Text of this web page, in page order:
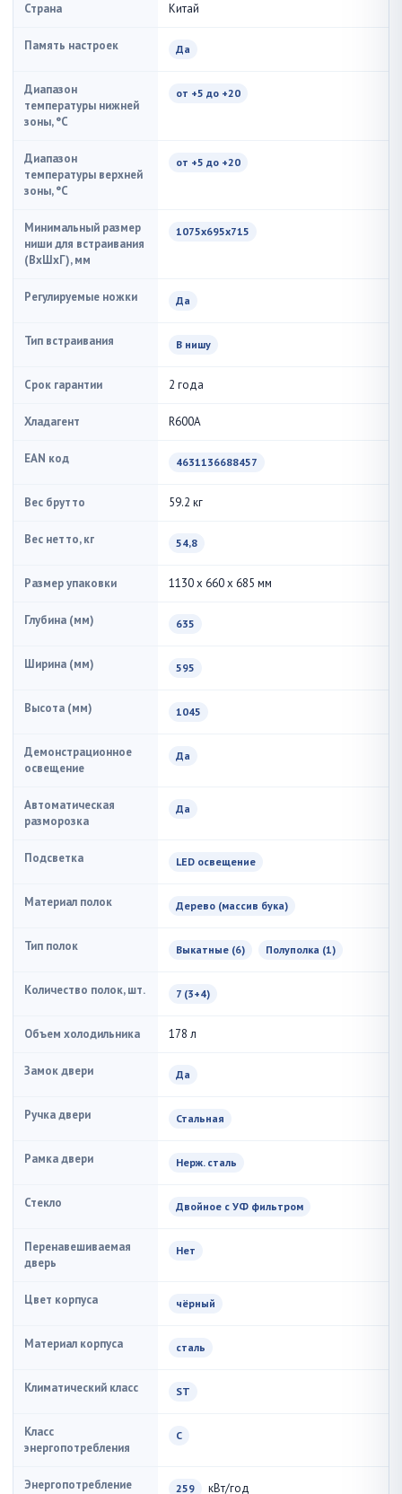
Страна Китай
Память настроек Да
Диапазон
температуры нижней
зоны, °C
от +5 до +20
Диапазон
температуры верхней
зоны, °C
от +5 до +20
Минимальный размер
ниши для встраивания
(ВxШxГ), мм
1075х695х715
Регулируемые ножки Да
Тип встраивания В нишу
Срок гарантии 2 года
Хладагент R600A
EAN код 4631136688457
Вес брутто 59.2 кг
Вес нетто, кг 54,8
Размер упаковки 1130 x 660 x 685 мм
Глубина (мм) 635
Ширина (мм) 595
Высота (мм) 1045
Демонстрационное
освещение
Да
Автоматическая
разморозка
Да
Подсветка LED освещение
Материал полок Дерево (массив бука)
Тип полок Выкатные (6) Полуполка (1)
Количество полок, шт. 7 (3+4)
Объем холодильника 178 л
Замок двери Да
Ручка двери Стальная
Рамка двери Нерж. сталь
Стекло Двойное с УФ фильтром
Перенавешиваемая
дверь
Нет
Цвет корпуса чёрный
Материал корпуса сталь
Климатический класс ST
Класс
энергопотребления
С
Энергопотребление 259 кВт/год